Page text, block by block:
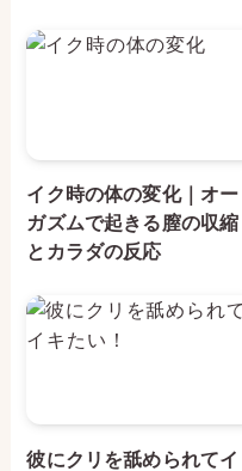
イク時の体の変化｜オー
ガズムで起きる膣の収縮
とカラダの反応
彼にクリを舐められてイ